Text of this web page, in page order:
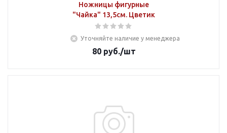
Ножницы фигурные
"Чайка" 13,5см. Цветик
Уточняйте наличие у менеджера
80руб./шт